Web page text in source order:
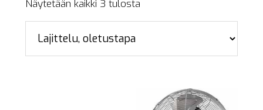
Näytetään kaikki 3 tulosta